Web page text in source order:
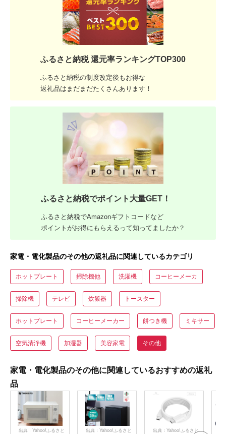
ふるさと納税 還元率ランキングTOP300
ふるさと納税の制度改定後もお得な
返礼品はまだまだたくさんあります！
ふるさと納税でポイント大量GET！
ふるさと納税でAmazonギフトコードなど
ポイントがお得にもらえるって知ってましたか？
家電・電化製品のその他の返礼品に関連しているカテゴリ
ホットプレート 掃除機他 洗濯機 コーヒーメーカ
掃除機 テレビ 炊飯器 トースター
ホットプレート コーヒーメーカー 餅つき機 ミキサー
空気清浄機 加湿器 美容家電 その他
家電・電化製品のその他に関連しているおすすめの返礼
品
出典：Yahoo!ふるさと
出典：Yahoo!ふるさと
出典：Yahoo!ふるさと